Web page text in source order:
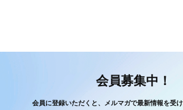
会員募集中！
会員に登録いただくと、メルマガで最新情報を受け